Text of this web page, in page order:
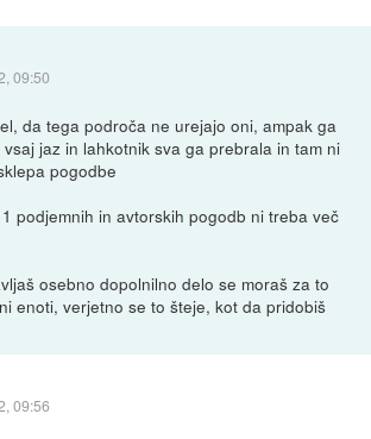
09:50
da tega področa ne urejajo oni, ampak ga
jaz in lahkotnik sva ga prebrala in tam ni
pogodbe
podjemnih in avtorskih pogodb ni treba več
osebno dopolnilno delo se moraš za to
enoti, verjetno se to šteje, kot da pridobiš
09:56